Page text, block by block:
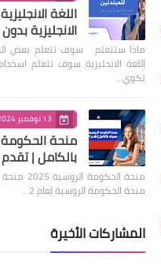
اللغة
الانجليزية
ماذا ستتعلم سوف تتعلم بعض
اللغة الانجليزية سوف تتعلم
تكوي…
13 نوفمبر 2024
بالكامل | تقدم
منحة الحكومة الروسية لعام 2…
المشاركات الأخيرة